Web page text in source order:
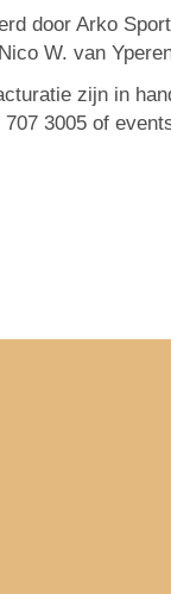
door Arko
W. van
zijn in
3005 of